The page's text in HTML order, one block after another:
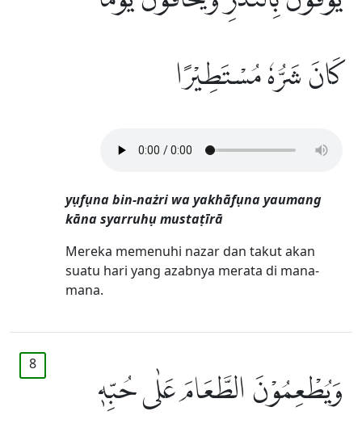
كَانَ شَرُّهٗ مُسْتَطِيْرًا
yụfụna bin-nażri wa yakhāfụna yaumang
kāna syarruhụ mustaṭīrā
Mereka memenuhi nazar dan takut akan
suatu hari yang azabnya merata di mana-
mana.
8
وَيُطْعِمُوْنَ الطَّعَامَ عَلٰى حُبِّهٖ